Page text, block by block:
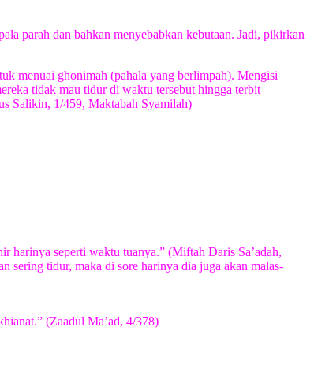
parah dan bahkan menyebabkan kebutaan. Jadi, pikirkan
menuai ghonimah (pahala yang berlimpah). Mengisi
tidak mau tidur di waktu tersebut hingga terbit
Salikin, 1/459, Maktabah Syamilah)
harinya seperti waktu tuanya.” (Miftah Daris Sa’adah,
sering tidur, maka di sore harinya dia juga akan malas-
(Zaadul Ma’ad, 4/378)